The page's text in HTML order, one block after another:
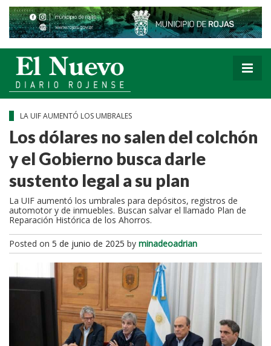
LA UIF AUMENTÓ LOS UMBRALES
Los dólares no salen del colchón
y el Gobierno busca darle
sustento legal a su plan
La UIF aumentó los umbrales para depósitos, registros de
automotor y de inmuebles. Buscan salvar el llamado Plan de
Reparación Histórica de los Ahorros.
Posted on 5 de junio de 2025 by minadeoadrian